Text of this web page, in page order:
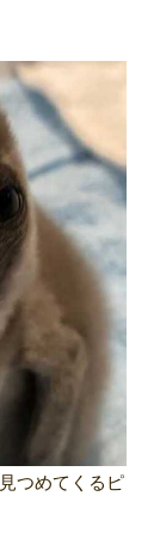
つめてくるピ